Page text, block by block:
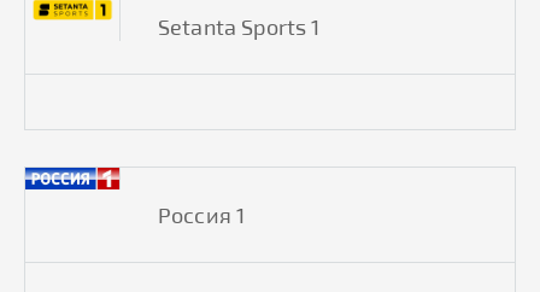
Setanta Sports 1
Россия 1